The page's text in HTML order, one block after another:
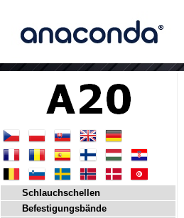
Schlauchschellen
Befestigungsbände